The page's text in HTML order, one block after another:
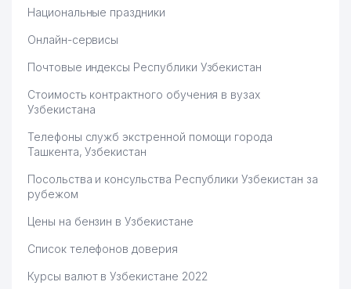
Национальные праздники
Онлайн-сервисы
Почтовые индексы Республики Узбекистан
Стоимость контрактного обучения в вузах
Узбекистана
Телефоны служб экстренной помощи города
Ташкента, Узбекистан
Посольства и консульства Республики Узбекистан за
рубежом
Цены на бензин в Узбекистане
Список телефонов доверия
Курсы валют в Узбекистане 2022